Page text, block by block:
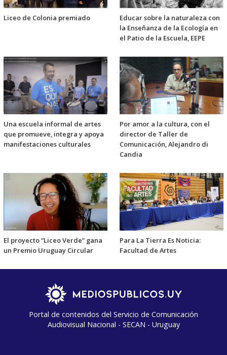
Liceo de Colonia premiado
Educar sobre la naturaleza con
la Enseñanza de la Ecología en
el Patio de la Escuela, EEPE
Una escuela informal de artes
que promueve, integra y apoya
manifestaciones culturales
Por amor a la cultura, con el
director de Taller de
Comunicación, Alejandro di
Candia
El proyecto “Liceo Verde” gana
un Premio Uruguay Circular
Para La Tierra Es Noticia:
Facultad de Artes
Portal de contenidos del Servicio de Comunicación
Audiovisual Nacional - SECAN - Uruguay